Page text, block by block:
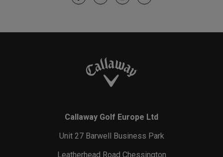
Callaway Golf Europe Ltd
Unit 27 Barwell Business Park
Leatherhead Road Chessington